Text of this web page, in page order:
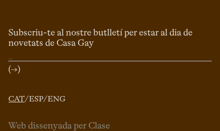
CAT/ESP/ENG
Subscriu-te al nostre butlletí per estar al dia de
novetats de Casa Gay
(→)
Web dissenyada per Clase